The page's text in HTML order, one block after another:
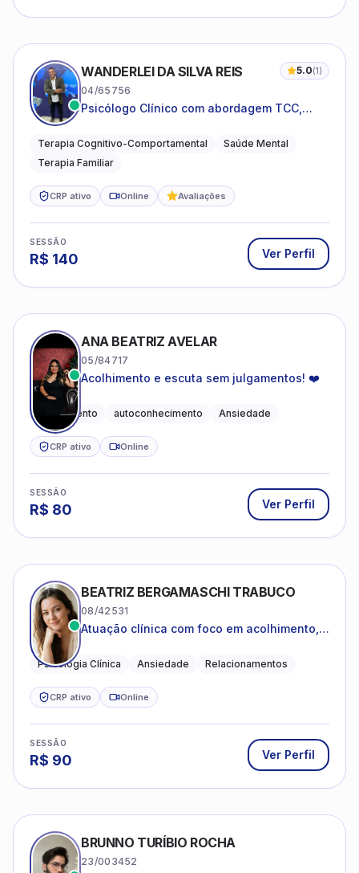
WANDERLEI DA SILVA REIS 5.0(1)
04/65756
Psicólogo Clínico com abordagem TCC,
sistêmica
Terapia Cognitivo-Comportamental
Saúde Mental
Terapia Familiar
CRP ativo Online Avaliações
SESSÃO
R$ 140 Ver Perfil
ANA BEATRIZ AVELAR
05/84717
Acolhimento e escuta sem julgamentos! ❤️
Acolhimento autoconhecimento Ansiedade
CRP ativo Online
SESSÃO
R$ 80 Ver Perfil
BEATRIZ BERGAMASCHI TRABUCO
08/42531
Atuação clínica com foco em acolhimento,
Psicologia Clínica Ansiedade Relacionamentos
CRP ativo Online
SESSÃO
R$ 90 Ver Perfil
BRUNNO TURÍBIO ROCHA
23/003452